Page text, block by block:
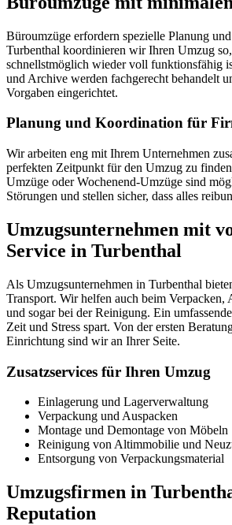
Büroumzüge erfordern spezielle Planung
Turbenthal koordinieren wir Ihren Umzug
schnellstmöglich wieder voll funktionsfähig
und Archive werden fachgerecht behandelt
Vorgaben eingerichtet.
Planung und Koordination für
Wir arbeiten eng mit Ihrem Unternehmen
perfekten Zeitpunkt für den Umzug zu
Umzüge oder Wochenend-Umzüge sind
Störungen und stellen sicher, dass alles
Umzugsunternehmen mit
Service in Turbenthal
Als Umzugsunternehmen in Turbenthal
Transport. Wir helfen auch beim Verpacken,
und sogar bei der Reinigung. Ein
Zeit und Stress spart. Von der ersten
Einrichtung sind wir an Ihrer Seite.
Zusatzservices für Ihren Umzug
Einlagerung und Lagerverwaltung
Verpackung und Auspacken
Montage und Demontage von Möbeln
Reinigung von Altimmobilie und
Entsorgung von Verpackungsmaterial
Umzugsfirmen in
Reputation